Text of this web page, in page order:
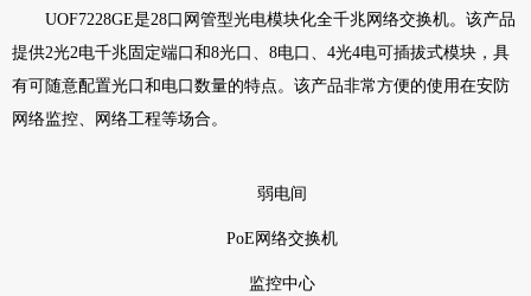
UOF7228GE是28口网管型光电模块化全千兆网络交换机。该产品
提供2光2电千兆固定端口和8光口、8电口、4光4电可插拔式模块，具
有可随意配置光口和电口数量的特点。该产品非常方便的使用在安防
网络监控、网络工程等场合。
弱电间
PoE网络交换机
监控中心